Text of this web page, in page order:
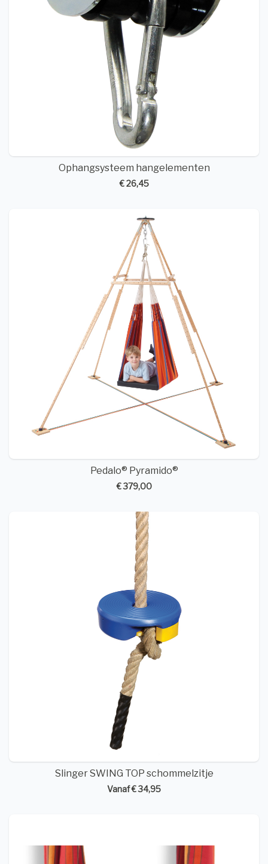
Ophangsysteem hangelementen
€ 26,45
Pedalo® Pyramido®
€ 379,00
Slinger SWING TOP schommelzitje
Vanaf € 34,95